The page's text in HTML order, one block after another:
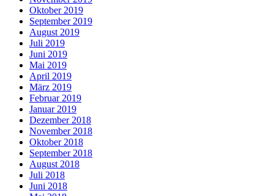
Oktober 2019
September 2019
August 2019
Juli 2019
Juni 2019
Mai 2019
April 2019
März 2019
Februar 2019
Januar 2019
Dezember 2018
November 2018
Oktober 2018
September 2018
August 2018
Juli 2018
Juni 2018